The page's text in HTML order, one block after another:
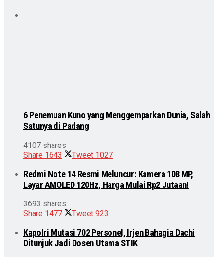
6 Penemuan Kuno yang Menggemparkan Dunia, Salah
Satunya di Padang
4107 shares
Share 1643 Tweet 1027
Redmi Note 14 Resmi Meluncur: Kamera 108 MP,
Layar AMOLED 120Hz, Harga Mulai Rp2 Jutaan!
3693 shares
Share 1477 Tweet 923
Kapolri Mutasi 702 Personel, Irjen Bahagia Dachi
Ditunjuk Jadi Dosen Utama STIK